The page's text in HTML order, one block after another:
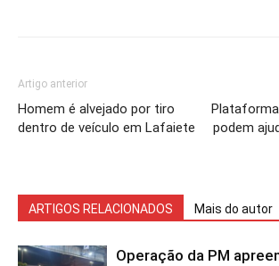
Artigo anterior
Homem é alvejado por tiro
dentro de veículo em Lafaiete
podem
ARTIGOS RELACIONADOS Mais do autor
Operação da PM